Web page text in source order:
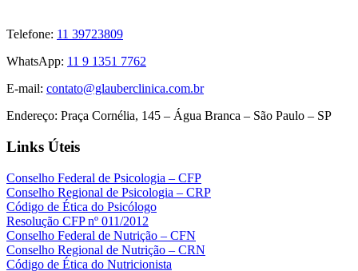
Telefone: 11 39723809
WhatsApp: 11 9 1351 7762
E-mail: contato@glauberclinica.com.br
Endereço: Praça Cornélia, 145 – Água Branca – São Paulo – SP
Links Úteis
Conselho Federal de Psicologia – CFP
Conselho Regional de Psicologia – CRP
Código de Ética do Psicólogo
Resolução CFP nº 011/2012
Conselho Federal de Nutrição – CFN
Conselho Regional de Nutrição – CRN
Código de Ética do Nutricionista